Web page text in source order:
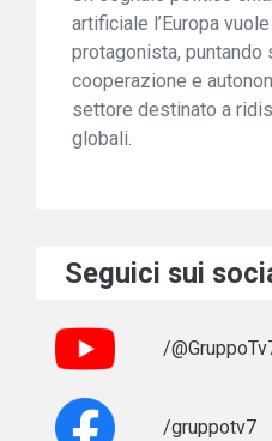
artificiale l’Europa
protagonista, puntando
cooperazione e
settore destinato a
globali.
Seguici sui
/
/gruppotv7